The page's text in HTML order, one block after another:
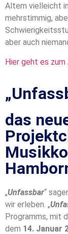
Altem vielleicht
mehrstimmig,
aber auch
Hier geht es
das
„Unfassbar“
wir erleben. „
Programms, mit
dem 14. Januar